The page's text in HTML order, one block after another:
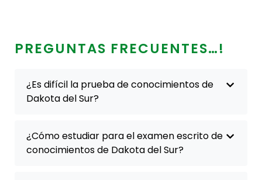
PREGUNTAS FRECUENTES…!
¿Es difícil la prueba de conocimientos de
Dakota del Sur?
¿Cómo estudiar para el examen escrito de
conocimientos de Dakota del Sur?